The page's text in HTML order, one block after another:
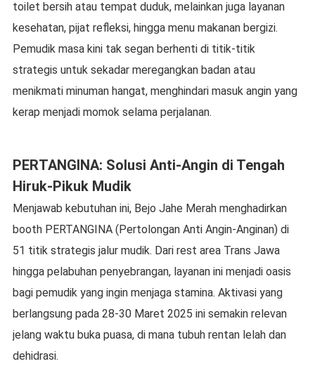
toilet bersih atau tempat duduk, melainkan juga layanan
kesehatan, pijat refleksi, hingga menu makanan bergizi.
Pemudik masa kini tak segan berhenti di titik-titik
strategis untuk sekadar meregangkan badan atau
menikmati minuman hangat, menghindari masuk angin yang
kerap menjadi momok selama perjalanan.
PERTANGINA: Solusi Anti-Angin di Tengah
Hiruk-Pikuk Mudik
Menjawab kebutuhan ini, Bejo Jahe Merah menghadirkan
booth PERTANGINA (Pertolongan Anti Angin-Anginan) di
51 titik strategis jalur mudik. Dari rest area Trans Jawa
hingga pelabuhan penyebrangan, layanan ini menjadi oasis
bagi pemudik yang ingin menjaga stamina. Aktivasi yang
berlangsung pada 28-30 Maret 2025 ini semakin relevan
jelang waktu buka puasa, di mana tubuh rentan lelah dan
dehidrasi.